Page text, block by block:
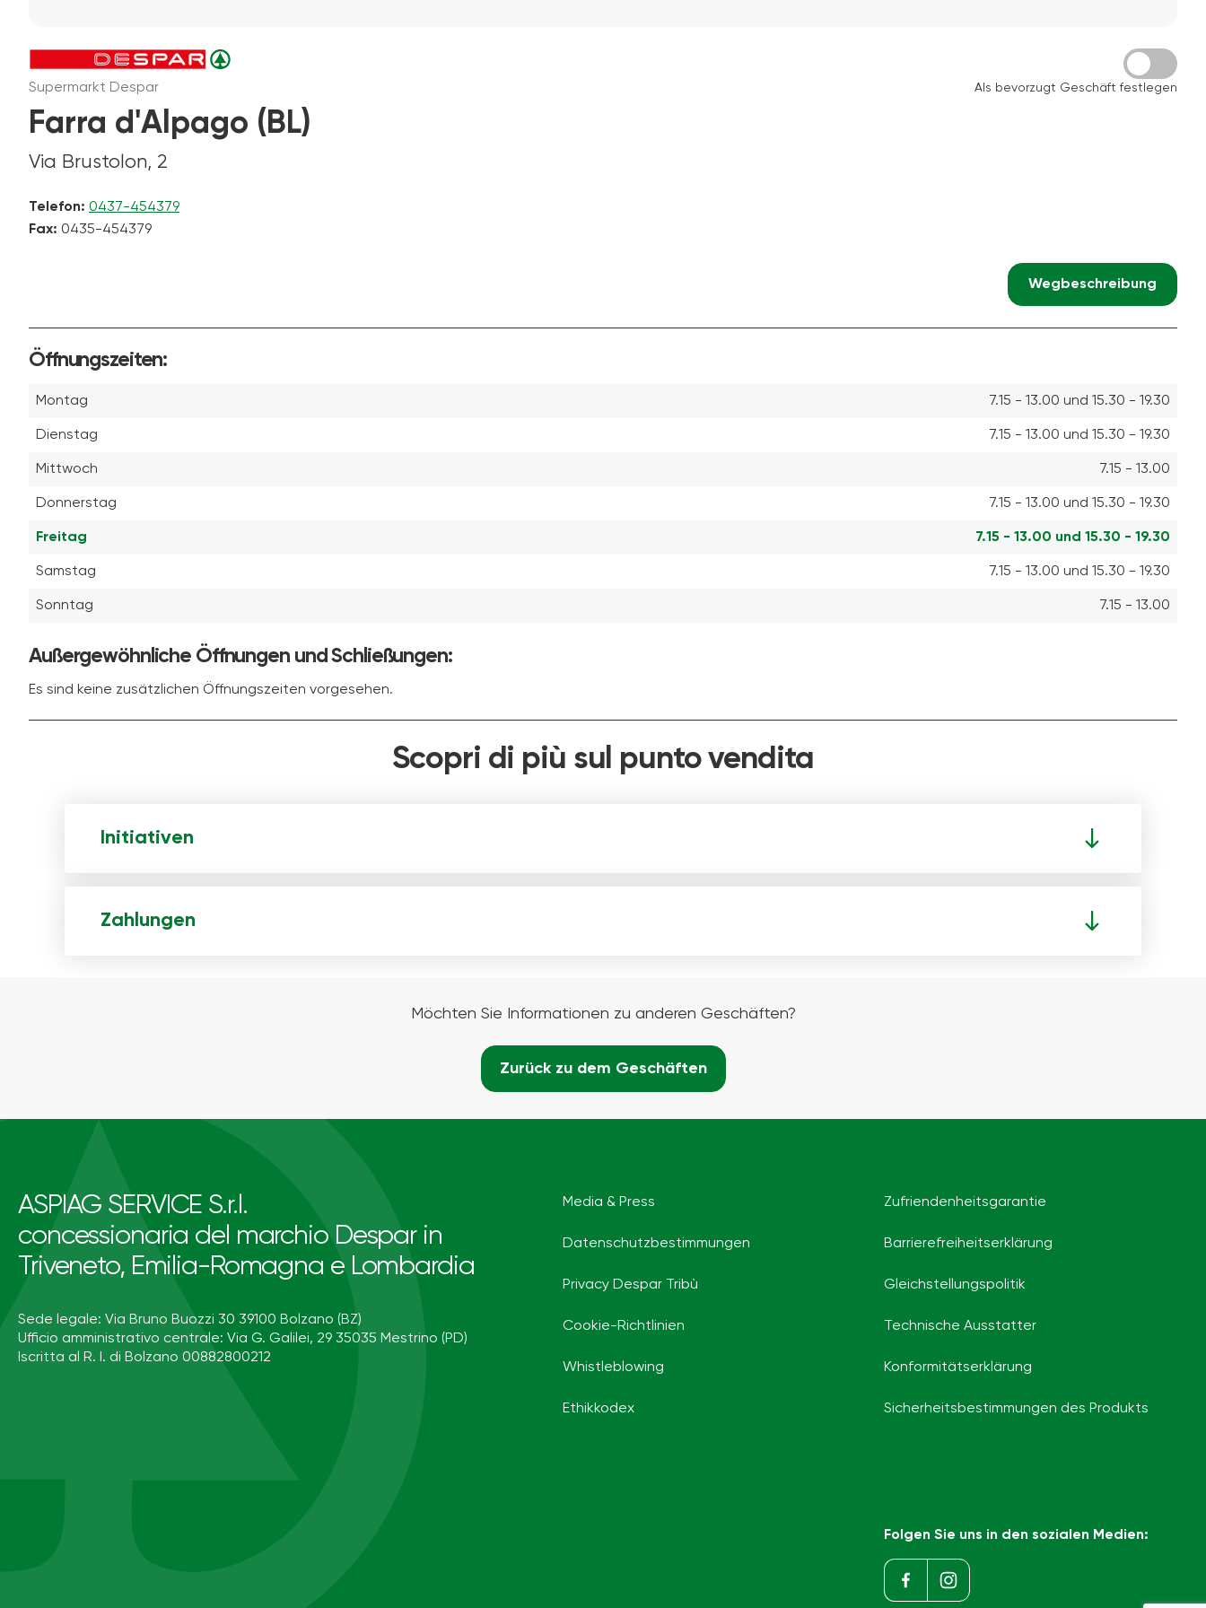
Supermarkt Despar
Farra d'Alpago (BL)
Via Brustolon, 2
Telefon: 0437-454379
Fax: 0435-454379
Als bevorzugt Geschäft festlegen
Wegbeschreibung
Öffnungszeiten:
Montag 7.15 - 13.00 und 15.30 - 19.30
Dienstag 7.15 - 13.00 und 15.30 - 19.30
Mittwoch 7.15 - 13.00
Donnerstag 7.15 - 13.00 und 15.30 - 19.30
Freitag 7.15 - 13.00 und 15.30 - 19.30
Samstag 7.15 - 13.00 und 15.30 - 19.30
Sonntag 7.15 - 13.00
Außergewöhnliche Öffnungen und Schließungen:
Es sind keine zusätzlichen Öffnungszeiten vorgesehen.
Scopri di più sul punto vendita
Initiativen
Zahlungen
Möchten Sie Informationen zu anderen Geschäften?
Zurück zu dem Geschäften
ASPIAG SERVICE S.r.l.
concessionaria del marchio Despar in
Triveneto, Emilia-Romagna e Lombardia
Sede legale: Via Bruno Buozzi 30 39100 Bolzano (BZ)
Ufficio amministrativo centrale: Via G. Galilei, 29 35035 Mestrino (PD)
Iscritta al R. I. di Bolzano 00882800212
Media & Press
Datenschutzbestimmungen
Privacy Despar Tribù
Cookie-Richtlinien
Whistleblowing
Ethikkodex
Zufriendenheitsgarantie
Barrierefreiheits­erklärung
Gleichstellungspolitik
Technische Ausstatter
Konformitätserklärung
Sicherheitsbestimmungen des Produkts
Folgen Sie uns in den sozialen Medien: